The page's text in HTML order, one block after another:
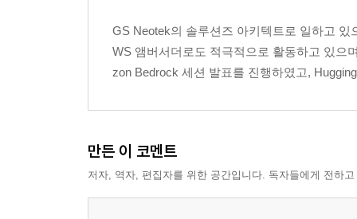
GS Neotek의 솔루션즈 아키텍트로 일하고
WS 앰버서더로도 적극적으로 활동하고 있으
zon Bedrock 세션 발표를 진행하였고,
만든 이 코멘트
저자, 역자, 편집자를 위한 공간입니다. 독자들에게 전하